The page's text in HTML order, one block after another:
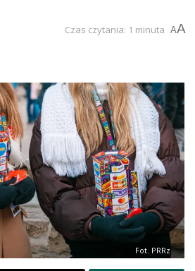
Czas czytania: 1 minuta AA
Fot. PRRz